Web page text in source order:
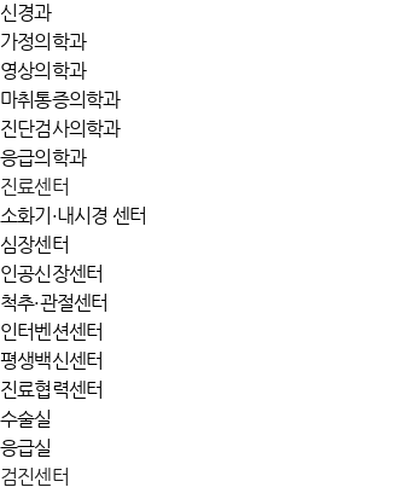
신경과
가정의학과
영상의학과
마취통증의학과
진단검사의학과
응급의학과
진료센터
소화기·내시경 센터
심장센터
인공신장센터
척추·관절센터
인터벤션센터
평생백신센터
진료협력센터
수술실
응급실
검진센터